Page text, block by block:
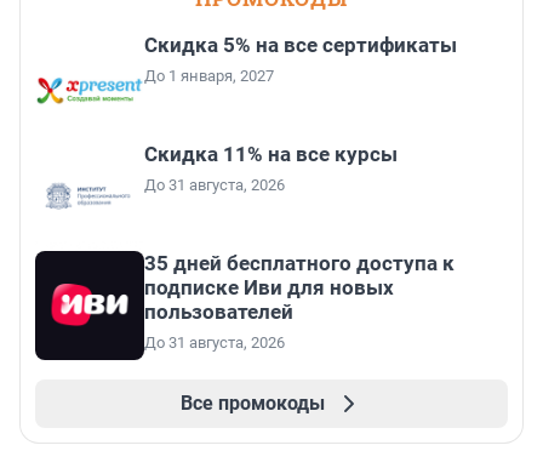
Скидка 5% на все сертификаты
До 1 января, 2027
Скидка 11% на все курсы
До 31 августа, 2026
35 дней бесплатного доступа к
подписке Иви для новых
пользователей
До 31 августа, 2026
Все промокоды